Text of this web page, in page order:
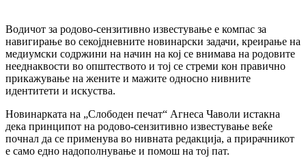
Водичот за родово-сензитивно известување е компас за
навигирање во секојдневните новинарски задачи, креирање на
медиумски содржини на начин на кој се внимава на родовите
нееднаквости во општеството и тој се стреми кон правично
прикажување на жените и мажите односно нивните
идентитети и искуства.
Новинарката на „Слободен печат“ Агнеса Чаволи истакна
дека принципот на родово-сензитивно известување веќе
почнал да се применува во нивната редакција, а прирачникот
е само едно надополнување и помош на тој пат.